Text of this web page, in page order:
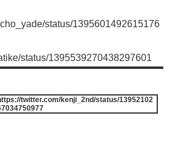
status/1395601492615176
status/1395539270438297601
twitter.com/kenji_2nd/status/13952102